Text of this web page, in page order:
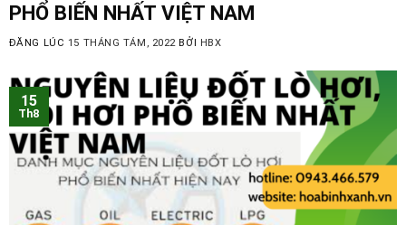
PHỔ BIẾN NHẤT VIỆT NAM
ĐĂNG LÚC 15 THÁNG TÁM, 2022 BỞI HBX
15
Th8